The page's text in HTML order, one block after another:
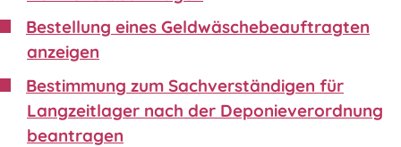
Bestellung eines Geldwäschebeauftragten
anzeigen
Bestimmung zum Sachverständigen für
Langzeitlager nach der Deponieverordnung
beantragen